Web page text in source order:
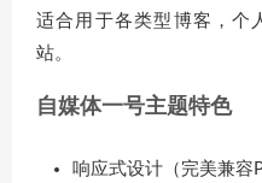
适合用于各类型博客，个
站。
自媒体一号主题特色
响应式设计（完美兼容